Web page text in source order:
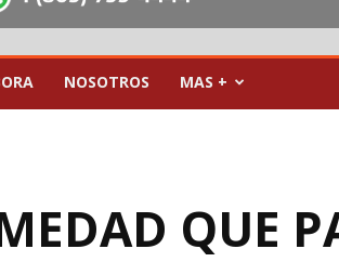
NOSOTROS MAS +
QUE